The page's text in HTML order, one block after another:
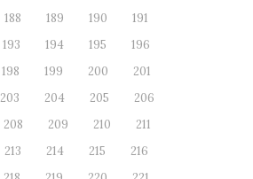
188 189 190
191
193 194 195
196
198 199 200
201
203 204 205
206
208 209 210
211
213 214 215
216